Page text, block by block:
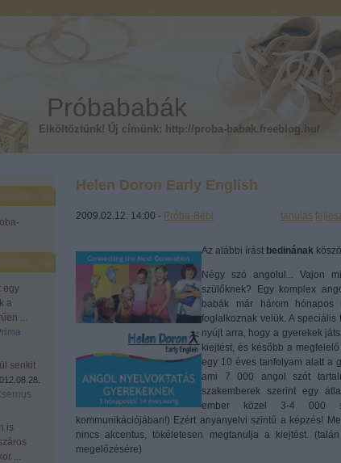
Próbababák
Elköltöztünk! Új címünk: http://proba-babak.freeblog.hu/
egy
a
...
senkit
is
...
Helen Doron Early English
2009.02.12. 14:00 - Próba-Bébi tanulás
Az alábbi írást bedinának
Négy szó angolul... Vajon
szülőknek? Egy komplex
babák már három
foglalkoznak velük. A
nyújt arra, hogy a gyerekek
kiejtést, és később a
egy 10 éves tanfolyam alatt a
ami 7 000 angol szót
szakemberek szerint egy
ember közel 3-4 000
kommunikációjában!) Ezért anyanyelvi szintű a képzés!
nincs akcentus, tökéletesen megtanulja a kiejtést.
megelőzésére)